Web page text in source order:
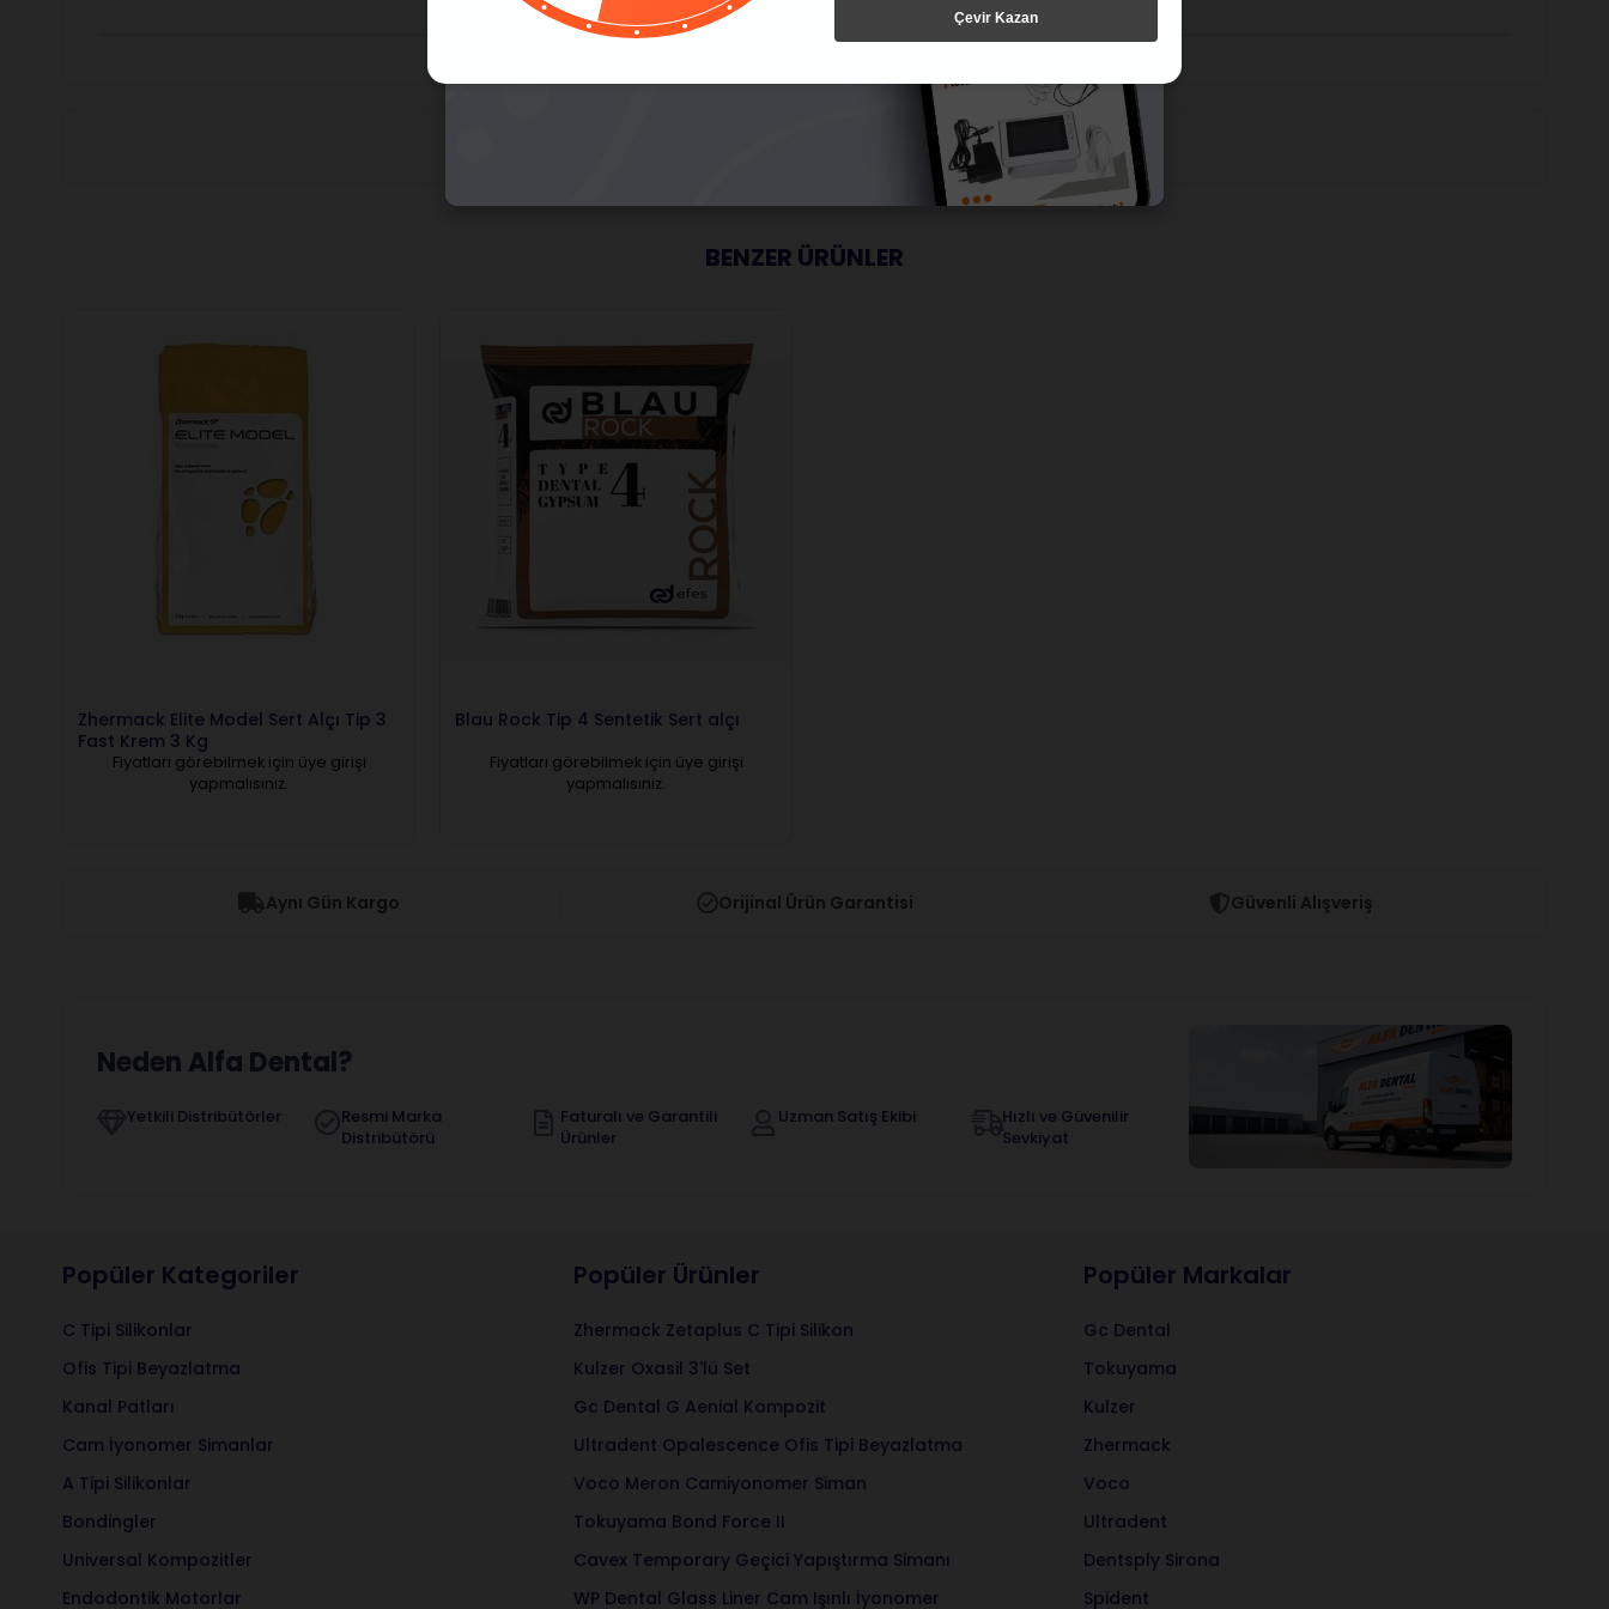
BENZER ÜRÜNLER
Zhermack Elite Model Sert Alçı Tip 3
Fast Krem 3 Kg
Fiyatları görebilmek için üye girişi
yapmalısınız.
Blau Rock Tip 4 Sentetik Sert alçı
Fiyatları görebilmek için üye girişi
yapmalısınız.
Aynı Gün Kargo Orijinal Ürün Garantisi Güvenli Alışveriş
Neden Alfa Dental?
Yetkili Distribütörler
Resmi Marka
Distribütörü
Faturalı ve Garantili
Ürünler
Uzman Satış Ekibi
Hızlı ve Güvenilir
Sevkiyat
Popüler Kategoriler
C Tipi Silikonlar
Ofis Tipi Beyazlatma
Kanal Patları
Cam İyonomer Simanlar
A Tipi Silikonlar
Bondingler
Universal Kompozitler
Endodontik Motorlar
Popüler Ürünler
Zhermack Zetaplus C Tipi Silikon
Kulzer Oxasil 3'lü Set
Gc Dental G Aenial Kompozit
Ultradent Opalescence Ofis Tipi Beyazlatma
Voco Meron Camiyonomer Siman
Tokuyama Bond Force II
Cavex Temporary Geçici Yapıştırma Simanı
WP Dental Glass Liner Cam Işınlı İyonomer
Popüler Markalar
Gc Dental
Tokuyama
Kulzer
Zhermack
Voco
Ultradent
Dentsply Sirona
Spident
Çevir Kazan